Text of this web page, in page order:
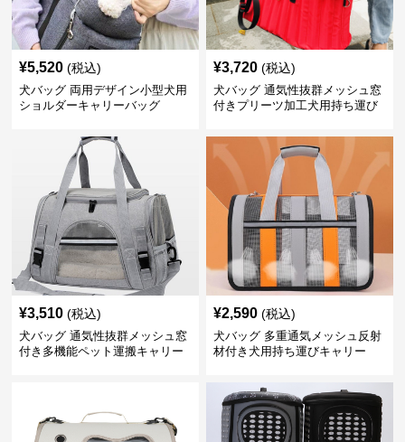
¥5,520 (税込)
犬バッグ 両用デザイン小型犬用
ショルダーキャリーバッグ
¥3,720 (税込)
犬バッグ 通気性抜群メッシュ窓
付きプリーツ加工犬用持ち運び
¥3,510 (税込)
犬バッグ 通気性抜群メッシュ窓
付き多機能ペット運搬キャリー
¥2,590 (税込)
犬バッグ 多重通気メッシュ反射
材付き犬用持ち運びキャリー